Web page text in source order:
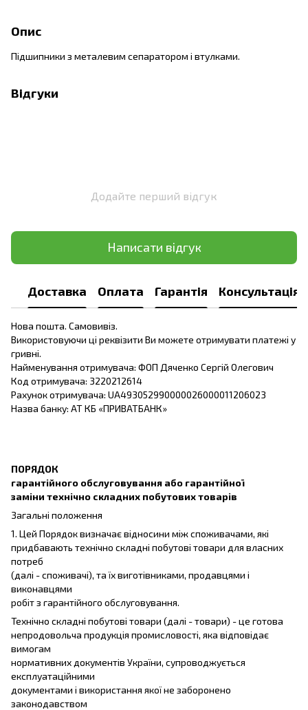
Опис
Підшипники з металевим сепаратором і втулками.
Відгуки
Додайте перший відгук
Написати відгук
Доставка Оплата Гарантія Консультація
Нова пошта. Самовивіз.
Використовуючи ці реквізити Ви можете отримувати платежі у
гривні.
Найменування отримувача: ФОП Дяченко Сергій Олегович
Код отримувача: 3220212614
Рахунок отримувача: UA493052990000026000011206023
Назва банку: АТ КБ «ПРИВАТБАНК»
ПОРЯДОК
гарантійного обслуговування або гарантійної
заміни технічно складних побутових товарів
Загальні положення
1. Цей Порядок визначає відносини між споживачами, які
придбавають технічно складні побутові товари для власних
потреб
(далі - споживачі), та їх виготівниками, продавцями і
виконавцями
робіт з гарантійного обслуговування.
Технічно складні побутові товари (далі - товари) - це готова
непродовольча продукція промисловості, яка відповідає
вимогам
нормативних документів України, супроводжується
експлуатаційними
документами і використання якої не заборонено
законодавством